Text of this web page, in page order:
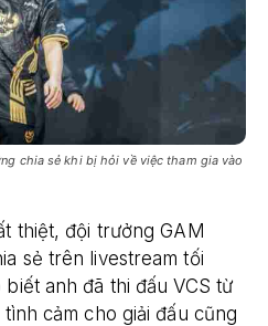
chia sẻ khi bị hỏi về việc tham gia vào
thiệt, đội trưởng GAM
sẻ trên livestream tối
anh đã thi đấu VCS từ
cảm cho giải đấu cũng